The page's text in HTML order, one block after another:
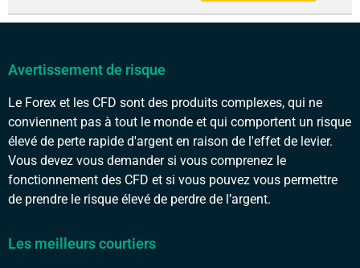
Avertissement de risque
Le Forex et les CFD sont des produits complexes, qui ne
conviennent pas à tout le monde et qui comportent un risque
élevé de perte rapide d'argent en raison de l'effet de levier.
Vous devez vous demander si vous comprenez le
fonctionnement des CFD et si vous pouvez vous permettre
de prendre le risque élevé de perdre de l’argent.
Les meilleurs courtiers